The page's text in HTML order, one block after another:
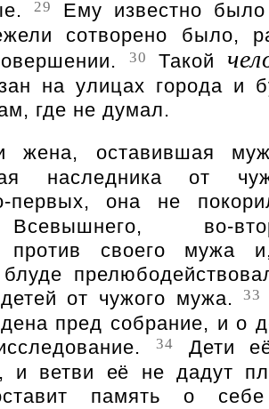
29
Ему известно
сотворено было,
30 Такой
на улицах города и
где не думал.
жена, оставившая
наследника от
она не
во-
против своего мужа
от чужого мужа.
33
пред собрание, и о
34
Дети
и ветви её не дадут
память о